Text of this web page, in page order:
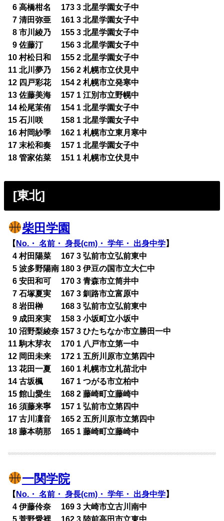
06 高橋柑名 173 3 北星学園女子中
07 清田弥亜 161 3 北星学園女子中
08 市川綾乃 155 3 北星学園女子中
09 佐藤汀 156 3 北星学園女子中
10 村松日和 155 2 北星学園女子中
11 北川夢乃 156 2 札幌市立伏見中
12 四戸彩花 154 2 札幌市立発寒中
13 佐藤美海 157 1 江別市立野幌中
14 松尾茉侑 154 1 北星学園女子中
15 石川咲 158 1 北星学園女子中
16 村岡紗季 162 1 札幌市立東月寒中
17 末松和奏 157 1 北星学園女子中
18 管家佑菜 151 1 札幌市立伏見中
[東北]
柴田学園
【 No.・ 名前・ 身長(cm)・ 学年・ 出身中学】
04 村田陽菜 167 3 弘前市立弘前東中
05 波多野陽南 180 3 伊豆の国市立大仁中
06 安田和可 170 3 青森市立筒井中
07 石塚夏実 167 3 釧路市立富原中
08 岩田榊 168 3 弘前市立弘前東中
09 成田來実 158 3 小坂町立小坂中
10 沼野梨綾奈 157 3 ひたちなか市立勝田一中
11 駒木芽衣 170 1 八戸市立第一中
12 岡田未来 172 1 五所川原市立第四中
13 花田一夏 160 1 札幌市立札苗北中
14 古坂楓 167 1 つがる市立柏中
15 館山愛生 168 2 藤崎町立藤崎中
16 須藤来寧 157 1 弘前市立第四中
17 古川凜音 165 2 五所川原市立第四中
18 藤本萌那 165 1 藤崎町立藤崎中
一関学院
【 No.・ 名前・ 身長(cm)・ 学年・ 出身中学】
04 伊藤伶奈 169 3 大崎市立古川南中
05 菅野愛裡 162 3 陸前高田市立東中